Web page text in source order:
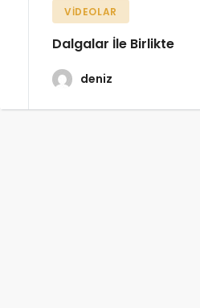
VIDEOLAR
Dalgalar İle Birlikte
deniz